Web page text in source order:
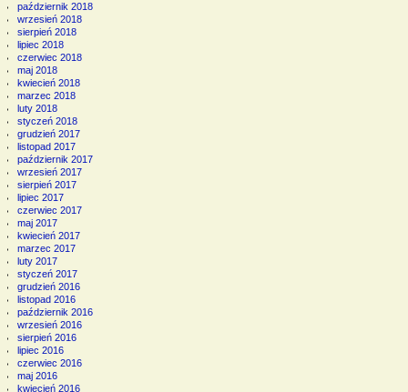
październik 2018
wrzesień 2018
sierpień 2018
lipiec 2018
czerwiec 2018
maj 2018
kwiecień 2018
marzec 2018
luty 2018
styczeń 2018
grudzień 2017
listopad 2017
październik 2017
wrzesień 2017
sierpień 2017
lipiec 2017
czerwiec 2017
maj 2017
kwiecień 2017
marzec 2017
luty 2017
styczeń 2017
grudzień 2016
listopad 2016
październik 2016
wrzesień 2016
sierpień 2016
lipiec 2016
czerwiec 2016
maj 2016
kwiecień 2016